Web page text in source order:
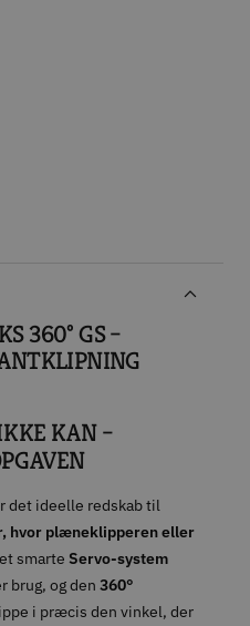
360° GS –
KAN –
det ideelle redskab til
hvor plæneklipperen eller
smarte Servo-system
brug, og den 360°
i præcis den vinkel, der